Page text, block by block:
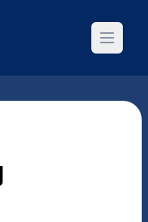
Open